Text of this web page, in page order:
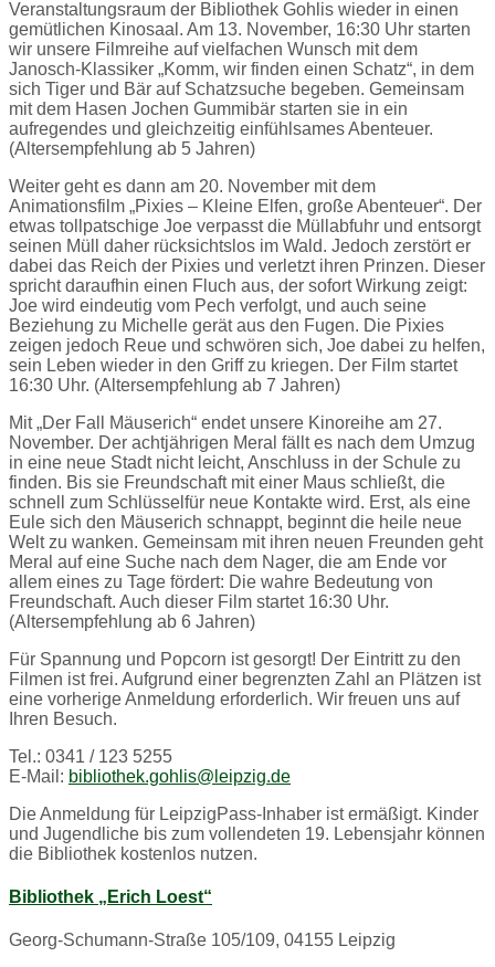
Veranstaltungsraum der Bibliothek Gohlis wieder in einen
gemütlichen Kinosaal. Am 13. November, 16:30 Uhr starten
wir unsere Filmreihe auf vielfachen Wunsch mit dem
Janosch-Klassiker „Komm, wir finden einen Schatz“, in dem
sich Tiger und Bär auf Schatzsuche begeben. Gemeinsam
mit dem Hasen Jochen Gummibär starten sie in ein
aufregendes und gleichzeitig einfühlsames Abenteuer.
(Altersempfehlung ab 5 Jahren)
Weiter geht es dann am 20. November mit dem
Animationsfilm „Pixies – Kleine Elfen, große Abenteuer“. Der
etwas tollpatschige Joe verpasst die Müllabfuhr und entsorgt
seinen Müll daher rücksichtslos im Wald. Jedoch zerstört er
dabei das Reich der Pixies und verletzt ihren Prinzen. Dieser
spricht daraufhin einen Fluch aus, der sofort Wirkung zeigt:
Joe wird eindeutig vom Pech verfolgt, und auch seine
Beziehung zu Michelle gerät aus den Fugen. Die Pixies
zeigen jedoch Reue und schwören sich, Joe dabei zu helfen,
sein Leben wieder in den Griff zu kriegen. Der Film startet
16:30 Uhr. (Altersempfehlung ab 7 Jahren)
Mit „Der Fall Mäuserich“ endet unsere Kinoreihe am 27.
November. Der achtjährigen Meral fällt es nach dem Umzug
in eine neue Stadt nicht leicht, Anschluss in der Schule zu
finden. Bis sie Freundschaft mit einer Maus schließt, die
schnell zum Schlüsselfür neue Kontakte wird. Erst, als eine
Eule sich den Mäuserich schnappt, beginnt die heile neue
Welt zu wanken. Gemeinsam mit ihren neuen Freunden geht
Meral auf eine Suche nach dem Nager, die am Ende vor
allem eines zu Tage fördert: Die wahre Bedeutung von
Freundschaft. Auch dieser Film startet 16:30 Uhr.
(Altersempfehlung ab 6 Jahren)
Für Spannung und Popcorn ist gesorgt! Der Eintritt zu den
Filmen ist frei. Aufgrund einer begrenzten Zahl an Plätzen ist
eine vorherige Anmeldung erforderlich. Wir freuen uns auf
Ihren Besuch.
Tel.: 0341 / 123 5255
E-Mail: bibliothek.gohlis@leipzig.de
Die Anmeldung für LeipzigPass-Inhaber ist ermäßigt. Kinder
und Jugendliche bis zum vollendeten 19. Lebensjahr können
die Bibliothek kostenlos nutzen.
Bibliothek „Erich Loest“
Georg-Schumann-Straße 105/109, 04155 Leipzig